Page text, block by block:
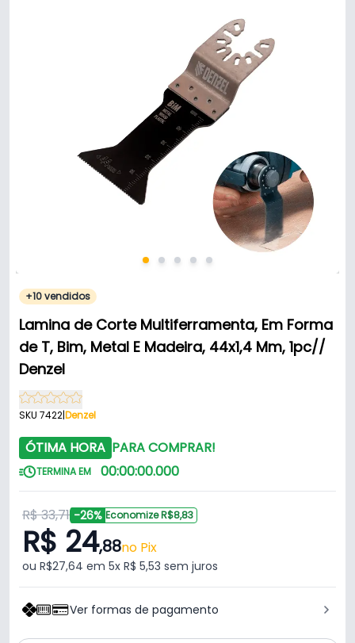
+10 vendidos
Lamina de Corte Multiferramenta, Em Forma
de T, Bim, Metal E Madeira, 44x1,4 Mm, 1pc//
Denzel
SKU 7422|Denzel
ÓTIMA HORA PARA COMPRAR!
TERMINA EM 00:00:00.000
R$ 33,71 -26% Economize R$8,83
R$ 24,88no Pix
ou R$27,64 em 5x R$ 5,53 sem juros
Ver formas de pagamento